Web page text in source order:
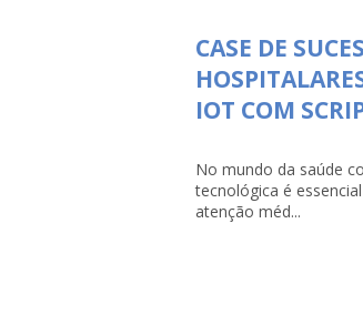
CASE DE
IOT COM
No mundo da saúde
tecnológica é
atenção méd...